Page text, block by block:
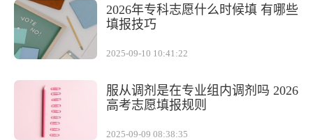
2026年专科志愿什么时候填 有哪些
填报技巧
2025-09-10 10:41:22
服从调剂是在专业组内调剂吗 2026
高考志愿填报规则
2025-09-09 08:38:35